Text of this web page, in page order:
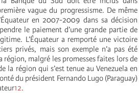
vague du progressisme. De même
en 2007-2009 dans sa décision
le paiement d’une grande partie de
L’Équateur a remporté une victoire
privés, mais son exemple n’a pas été
région, malgré les promesses faites lors de
la région qui s’est tenue au Venezuela en
du président Fernando Lugo (Paraguay)
12.